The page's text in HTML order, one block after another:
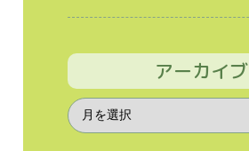
アーカイブ